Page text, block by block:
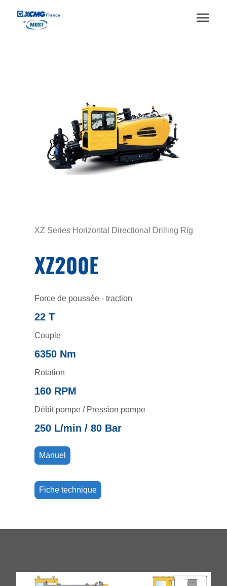
XZ Series Horizontal Directional Drilling Rig
XZ200E
Force de poussée - traction
22 T
Couple
6350 Nm
Rotation
160 RPM
Débit pompe / Pression pompe
250 L/min / 80 Bar
Manuel
Fiche technique